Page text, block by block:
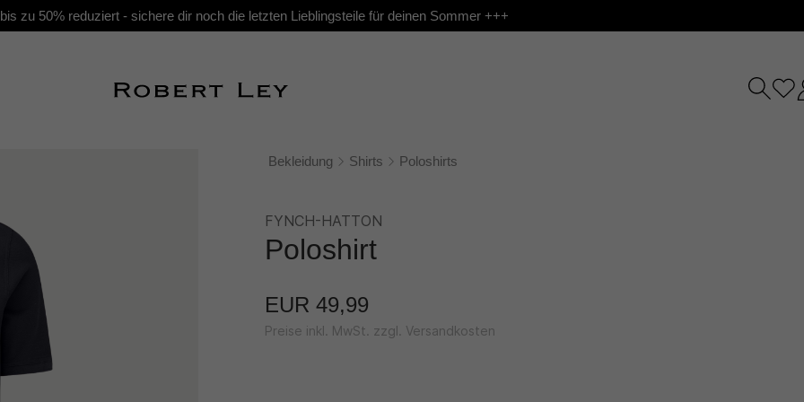
zu 50% reduziert - sichere dir noch die letzten Lieblingsteile für deinen Sommer +++
Bekleidung Shirts Poloshirts
FYNCH-HATTON
Poloshirt
EUR 49,99
Preise inkl. MwSt. zzgl. Versandkosten